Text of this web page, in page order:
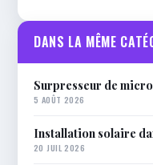
DANS LA MÊME
Surpresseur de
5 AOÛT 2026
Installation solaire
20 JUIL 2026